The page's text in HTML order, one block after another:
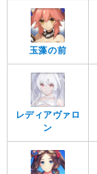
玉藻の前
レディアヴァロ
ン